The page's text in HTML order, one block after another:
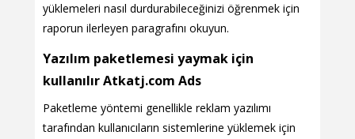
yüklemeleri nasıl durdurabileceğinizi öğrenmek için
raporun ilerleyen paragrafını okuyun.
Yazılım paketlemesi yaymak için
kullanılır Atkatj.com Ads
Paketleme yöntemi genellikle reklam yazılımı
tarafından kullanıcıların sistemlerine yüklemek için